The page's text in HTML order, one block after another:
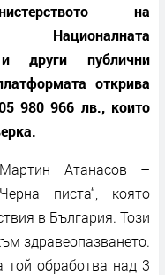
на
и други публични
открива
980 966 лв., които
Атанасов –
писта“, която
в България. Този
здравеопазването.
той обработва над 3